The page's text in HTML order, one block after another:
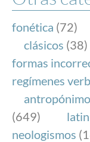
SOBRE
FundéuRAE
y la Real
el buen uso
Internet.
fonética (72)
clásicos (38)
formas
regímenes
(649)
neologismos